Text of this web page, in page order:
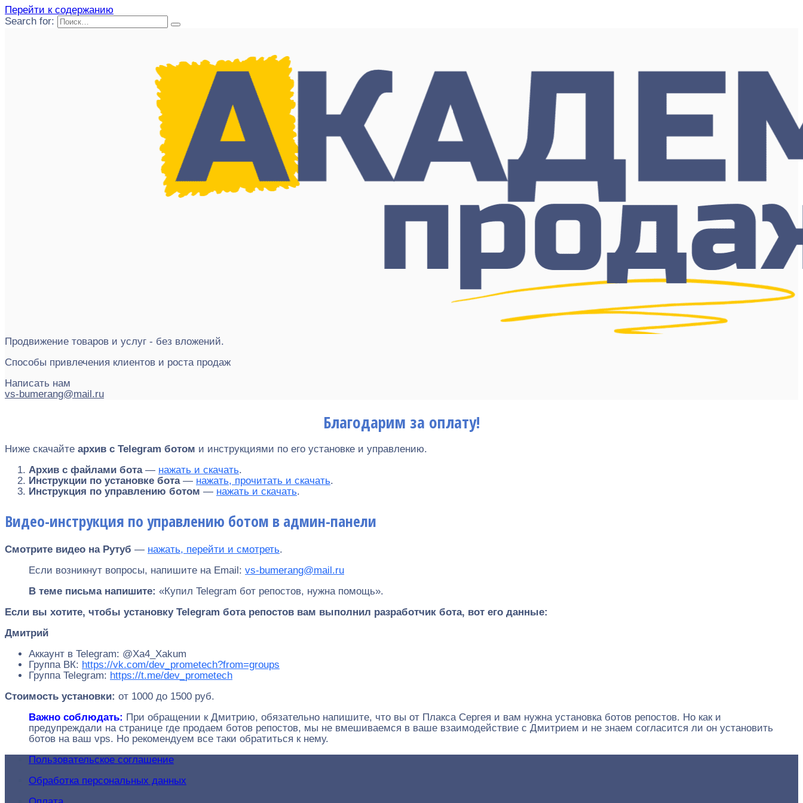
Перейти к содержанию
Search for:
Продвижение товаров и услуг - без вложений.
Способы привлечения клиентов и роста продаж
Написать нам
vs-bumerang@mail.ru
Благодарим за оплату!
Ниже скачайте архив с Telegram ботом и инструкциями по его установке и управлению.
Архив с файлами бота— нажать и скачать.
Инструкции по установке бота— нажать, прочитать и скачать.
Инструкция по управлению ботом — нажать и скачать.
Видео-инструкция по управлению ботом в админ-панели
Смотрите видео на Рутуб — нажать, перейти и смотреть.
Если возникнут вопросы, напишите на Email: vs-bumerang@mail.ru
В теме письма напишите: «Купил Telegram бот репостов, нужна помощь».
Если вы хотите, чтобы установку Telegram бота репостов вам выполнил разработчик бота, вот его данные:
Дмитрий
Аккаунт в Telegram: @Xa4_Xakum
Группа ВК: https://vk.com/dev_prometech?from=groups
Группа Telegram: https://t.me/dev_prometech
Стоимость установки: от 1000 до 1500 руб.
Важно соблюдать: При обращении к Дмитрию, обязательно напишите, что вы от Плакса Сергея и вам нужна установка ботов репостов. Но как и
предупреждали на странице где продаем ботов репостов, мы не вмешиваемся в ваше взаимодействие с Дмитрием и не знаем согласится ли он установить
ботов на ваш vps. Но рекомендуем все таки обратиться к нему.
Пользовательское соглашение
Обработка персональных данных